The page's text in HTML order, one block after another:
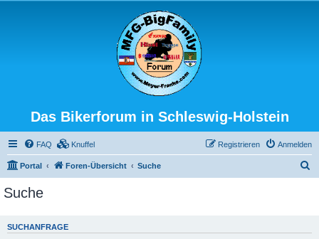
Das Bikerforum in Schleswig-Holstein
FAQ Knuffel Anmelden
Registrieren
Portal Foren-Übersicht Suche
e
Suche
SUCHANFRAGE